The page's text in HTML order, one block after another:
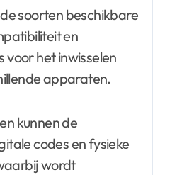
soorten beschikbare
en
voor het inwisselen
apparaten.
kunnen de
codes en fysieke
wordt